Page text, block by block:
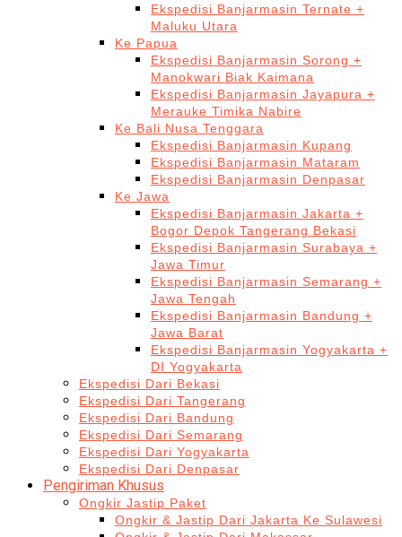
Ekspedisi Banjarmasin Ternate +
Maluku Utara
Ke Papua
Ekspedisi Banjarmasin Sorong +
Manokwari Biak Kaimana
Ekspedisi Banjarmasin Jayapura +
Merauke Timika Nabire
Ke Bali Nusa Tenggara
Ekspedisi Banjarmasin Kupang
Ekspedisi Banjarmasin Mataram
Ekspedisi Banjarmasin Denpasar
Ke Jawa
Ekspedisi Banjarmasin Jakarta +
Bogor Depok Tangerang Bekasi
Ekspedisi Banjarmasin Surabaya +
Jawa Timur
Ekspedisi Banjarmasin Semarang +
Jawa Tengah
Ekspedisi Banjarmasin Bandung +
Jawa Barat
Ekspedisi Banjarmasin Yogyakarta +
DI Yogyakarta
Ekspedisi Dari Bekasi
Ekspedisi Dari Tangerang
Ekspedisi Dari Bandung
Ekspedisi Dari Semarang
Ekspedisi Dari Yogyakarta
Ekspedisi Dari Denpasar
Pengiriman Khusus
Ongkir Jastip Paket
Ongkir & Jastip Dari Jakarta Ke Sulawesi